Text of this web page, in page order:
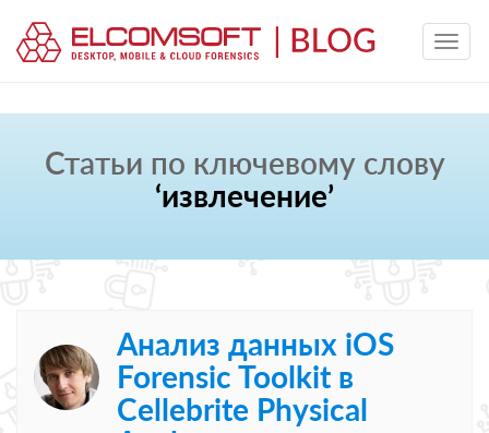
Статьи по ключевому слову
‘извлечение’
Анализ данных iOS
Forensic Toolkit в
Cellebrite Physical